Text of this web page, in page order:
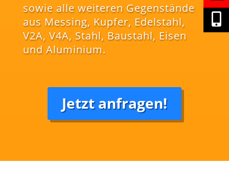
sowie alle weiteren Gegenstände
aus Messing, Kupfer, Edelstahl,
V2A, V4A, Stahl, Baustahl, Eisen
und Aluminium.
Jetzt anfragen!